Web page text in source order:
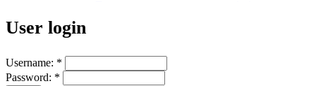
User login
Username: *
Password: *